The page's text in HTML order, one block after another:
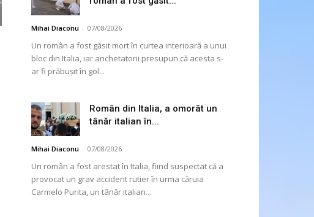
Mihai Diaconu - 07/08/2026
Un român a fost găsit mort în curtea interioară a unui
bloc din Italia, iar anchetatorii presupun că acesta s-
ar fi prăbușit în gol...
Român din Italia, a omorât un
tânăr italian în...
Mihai Diaconu - 07/08/2026
Un român a fost arestat în Italia, fiind suspectat că a
provocat un grav accident rutier în urma căruia
Carmelo Purita, un tânăr italian...